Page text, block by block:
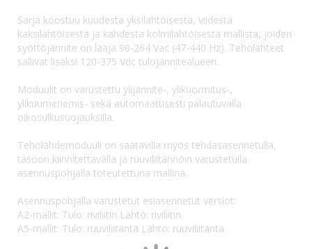
Sarja koostuu kuudesta yksilähtöisestä, viidestä
kaksilähtöisestä ja kahdesta kolmilähtöisestä mallista, joiden
syöttöjännite on laaja 90-264 Vac (47-440 Hz). Teholähteet
sallivat lisäksi 120-375 Vdc tulojännitealueen.
Moduulit on varustettu ylijännite-, ylikuormitus-,
ylikuumenemis- sekä automaattisesti palautuvalla
oikosulkusuojauksilla.
Teholähdemoduuli on saatavilla myös tehdasasennetulla,
tasoon kiinnitettävällä ja ruuviliitännöin varustetulla
asennuspohjalla toteutettuna mallina.
Asennuspohjalla varustetut esiasennetut versiot:
A2-mallit: Tulo: riviliitin Lähtö: riviliitin
A5-mallit: Tulo: ruuviliitäntä Lähtö: ruuviliitäntä